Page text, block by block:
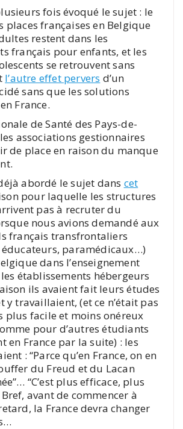
fois évoqué le sujet : le
places françaises en Belgique
restent dans les
français pour enfants, et les
se retrouvent sans
l’autre effet pervers d’un
sans que les solutions
France.
de Santé des Pays-de-
associations gestionnaires
de place en raison du manque
abordé le sujet dans cet
pour laquelle les structures
pas à recruter du
nous avions demandé aux
français transfrontaliers
éducateurs, paramédicaux…)
dans l’enseignement
établissements hébergeurs
ils avaient fait leurs études
y travaillaient, (et ce n’était pas
plus facile et moins onéreux
pour d’autres étudiants
en France par la suite) : les
: “Parce qu’en France, on en
du Freud et du Lacan
“C’est plus efficace, plus
avant de commencer à
la France devra changer